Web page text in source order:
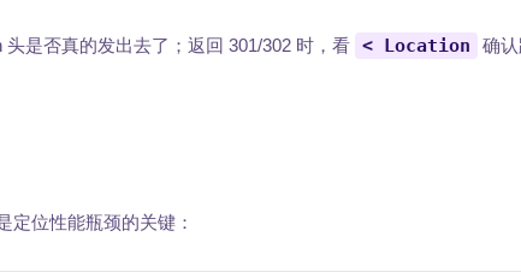
头是否真的发出去了；返回 301/302 时，看 < Location
确
定位性能瓶颈的关键：